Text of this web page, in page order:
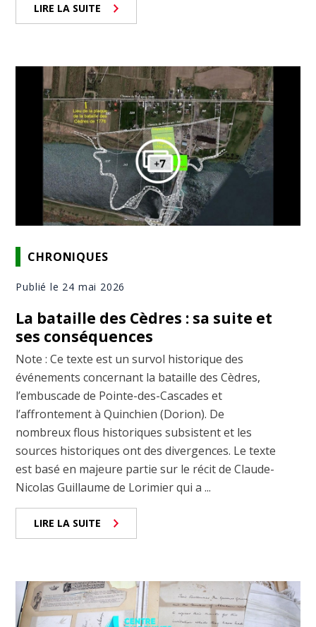
LIRE LA SUITE
CHRONIQUES
Publié le 24 mai 2026
La bataille des Cèdres : sa suite et
ses conséquences
Note : Ce texte est un survol historique des
événements concernant la bataille des Cèdres,
l’embuscade de Pointe-des-Cascades et
l’affrontement à Quinchien (Dorion). De
nombreux flous historiques subsistent et les
sources historiques ont des divergences. Le texte
est basé en majeure partie sur le récit de Claude-
Nicolas Guillaume de Lorimier qui a ...
LIRE LA SUITE